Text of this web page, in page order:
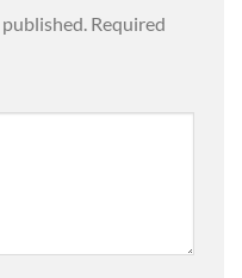
Required